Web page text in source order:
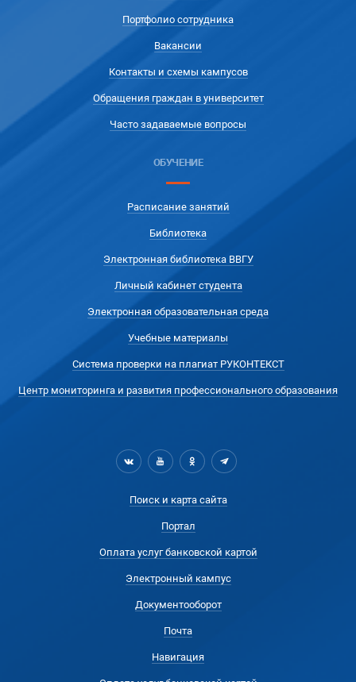
Портфолио сотрудника
Вакансии
Контакты и схемы кампусов
Обращения граждан в университет
Часто задаваемые вопросы
ОБУЧЕНИЕ
Расписание занятий
Библиотека
Электронная библиотека ВВГУ
Личный кабинет студента
Электронная образовательная среда
Учебные материалы
Система проверки на плагиат РУКОНТЕКСТ
Центр мониторинга и развития профессионального образования
Поиск и карта сайта
Портал
Оплата услуг банковской картой
Электронный кампус
Документооборот
Почта
Навигация